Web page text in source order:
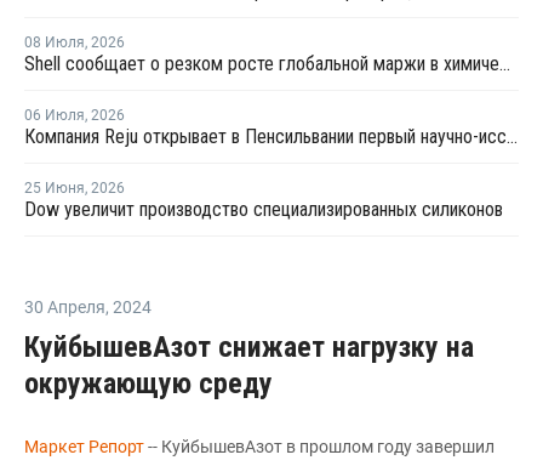
08 Июля, 2026
Shell сообщает о резком росте глобальной маржи в химической отрасли во втором квартале
06 Июля, 2026
Компания Reju открывает в Пенсильвании первый научно-исследовательский центр по переработке текстиля
25 Июня, 2026
Dow увеличит производство специализированных силиконов
30 Апреля, 2024
КуйбышевАзот снижает нагрузку на
окружающую среду
Маркет Репорт-- КуйбышевАзот в прошлом году завершил